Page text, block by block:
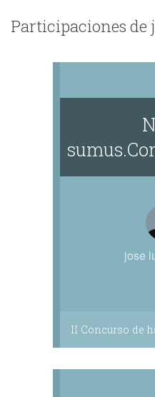
Participaciones de
jose
II Concurso de